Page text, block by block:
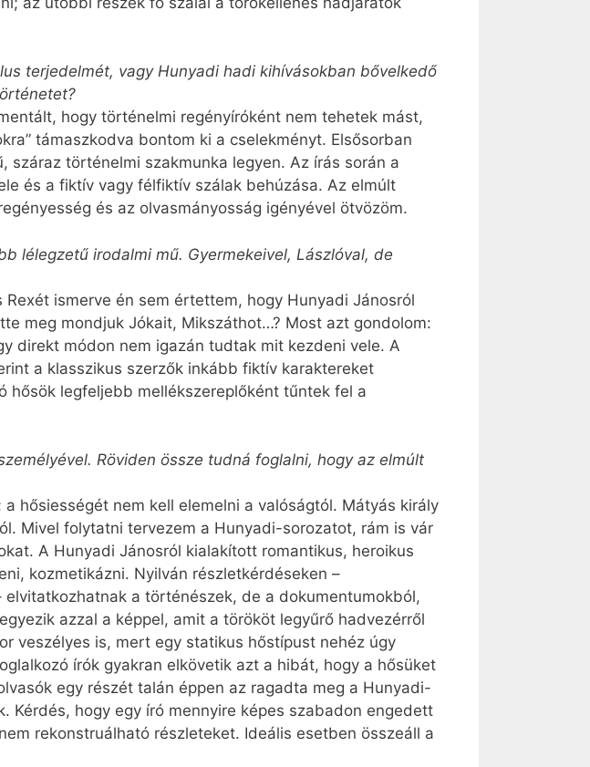
terjedelmét, vagy Hunyadi hadi kihívásokban bővelkedő
hogy történelmi regényíróként nem tehetek mást,
támaszkodva bontom ki a cselekményt. Elsősorban
történelmi szakmunka legyen. Az írás során a
és a fiktív vagy félfiktív szálak behúzása. Az elmúlt
és az olvasmányosság igényével ötvözöm.
lélegzetű irodalmi mű. Gyermekeivel, Lászlóval, de
ismerve én sem értettem, hogy Hunyadi Jánosról
meg mondjuk Jókait, Mikszáthot…? Most azt gondolom:
direkt módon nem igazán tudtak mit kezdeni vele. A
a klasszikus szerzők inkább fiktív karaktereket
legfeljebb mellékszereplőként tűntek fel a
Röviden össze tudná foglalni, hogy az elmúlt
hősiességét nem kell elemelni a valóságtól. Mátyás király
Mivel folytatni tervezem a Hunyadi-sorozatot, rám is vár
A Hunyadi Jánosról kialakított romantikus, heroikus
kozmetikázni. Nyilván részletkérdéseken –
a történészek, de a dokumentumokból,
azzal a képpel, amit a törököt legyűrő hadvezérről
veszélyes is, mert egy statikus hőstípust nehéz úgy
írók gyakran elkövetik azt a hibát, hogy a hősüket
egy részét talán éppen az ragadta meg a Hunyadi-
Kérdés, hogy egy író mennyire képes szabadon engedett
rekonstruálható részleteket. Ideális esetben összeáll a